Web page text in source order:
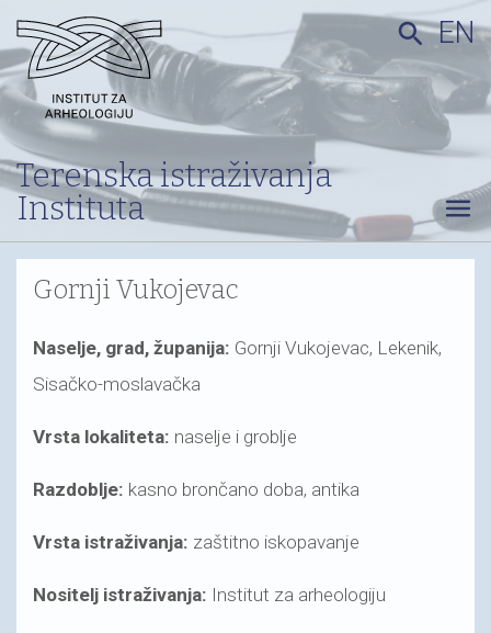
Terenska istraživanja
Instituta
search EN
menu
Gornji Vukojevac
Naselje, grad, županija: Gornji Vukojevac, Lekenik,
Sisačko-moslavačka
Vrsta lokaliteta: naselje i groblje
Razdoblje: kasno brončano doba, antika
Vrsta istraživanja: zaštitno iskopavanje
Nositelj istraživanja: Institut za arheologiju